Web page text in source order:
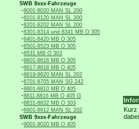
SWB 8xxx-Fahrzeuge
-8001-8020 MAN SL 200
-8101-8120 MAN SL 200
-8201-8202 MAN SL 200
-8301-8314 und 8341 MB O 305
-8401-8420 MB O 305
-8501-8523 MB O 305
-8531 MB O 303
-8601-8616 MB O 305
-8617-8618 MB O 405
-8619-8620 MAN SL 202
-8701-8705 MAN SG 242
-8801-8810 MB O 405
-8811-8816 MB O 405 G
-8831-8832 MB O 303
-8901-8912 MAN SL 202
SWB 9xxx-Fahrzeuge
-9001-9020 MB O 405
Kurz